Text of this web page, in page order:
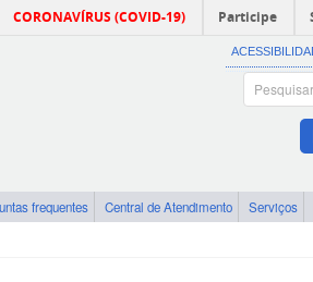
CORONAVÍRUS (COVID-19) Participe
frequentes Central de Atendimento Serviços